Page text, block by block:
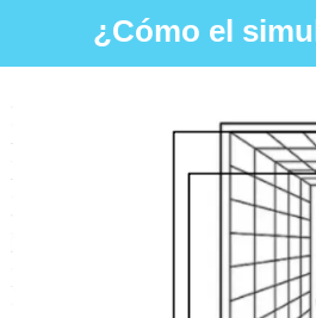
¿Cómo el